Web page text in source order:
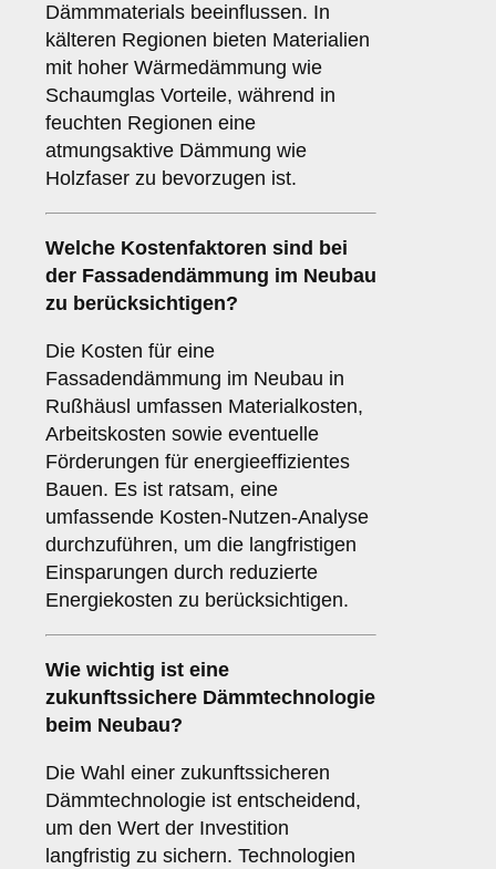
Dämmmaterials beeinflussen. In
kälteren Regionen bieten Materialien
mit hoher Wärmedämmung wie
Schaumglas Vorteile, während in
feuchten Regionen eine
atmungsaktive Dämmung wie
Holzfaser zu bevorzugen ist.
Welche Kostenfaktoren sind bei
der Fassadendämmung im Neubau
zu berücksichtigen?
Die Kosten für eine
Fassadendämmung im Neubau in
Rußhäusl umfassen Materialkosten,
Arbeitskosten sowie eventuelle
Förderungen für energieeffizientes
Bauen. Es ist ratsam, eine
umfassende Kosten-Nutzen-Analyse
durchzuführen, um die langfristigen
Einsparungen durch reduzierte
Energiekosten zu berücksichtigen.
Wie wichtig ist eine
zukunftssichere Dämmtechnologie
beim Neubau?
Die Wahl einer zukunftssicheren
Dämmtechnologie ist entscheidend,
um den Wert der Investition
langfristig zu sichern. Technologien